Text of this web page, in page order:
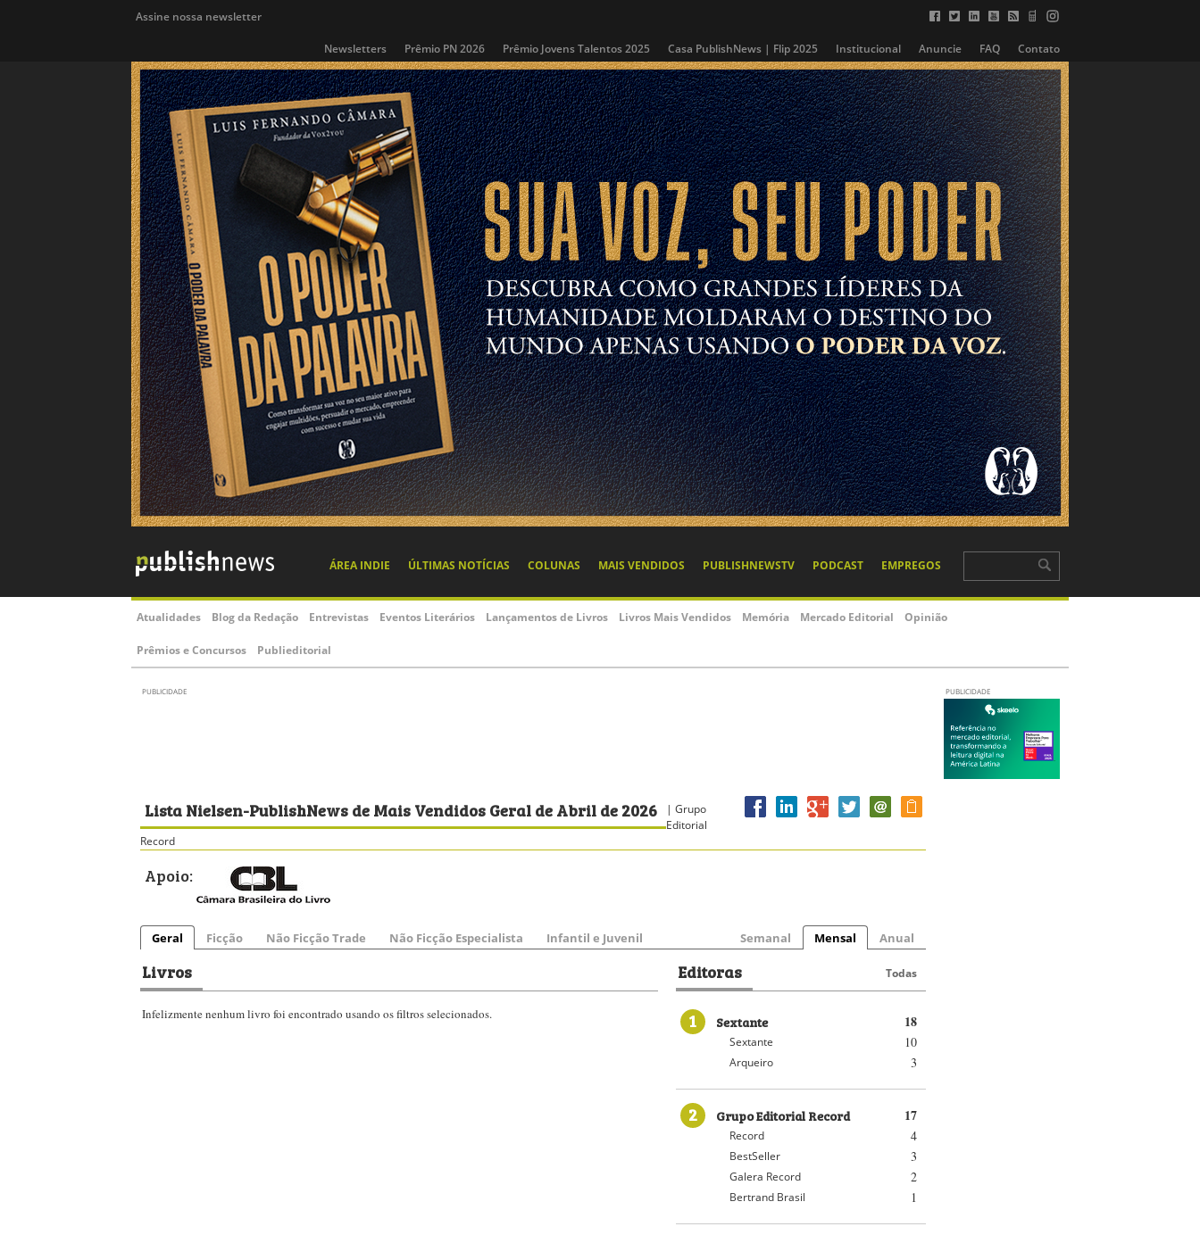
Assine nossa newsletter
Newsletters Prêmio PN 2026 Prêmio Jovens Talentos 2025 Casa PublishNews | Flip 2025 Institucional Anuncie FAQ Contato
ÁREA INDIE ÚLTIMAS NOTÍCIAS COLUNAS MAIS VENDIDOS PUBLISHNEWSTV PODCAST EMPREGOS
Atualidades Blog da Redação Entrevistas Eventos Literários Lançamentos de Livros Livros Mais Vendidos Memória Mercado Editorial Opinião
Prêmios e Concursos Publieditorial
PUBLICIDADE PUBLICIDADE
Lista Nielsen-PublishNews de Mais Vendidos Geral de Abril de 2026
| Grupo
Editorial
Record
Apoio:
Geral Ficção Não Ficção Trade Não Ficção Especialista Infantil e Juvenil Semanal Mensal Anual
Livros
Infelizmente nenhum livro foi encontrado usando os filtros selecionados.
Editoras Todas
1 18
Sextante
10
Sextante
3
Arqueiro
2 17
Grupo Editorial Record
4
Record
3
BestSeller
2
Galera Record
1
Bertrand Brasil